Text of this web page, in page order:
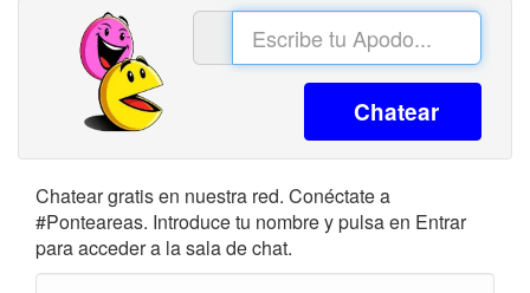
Chatear
Chatear gratis en nuestra red. Conéctate a
#Ponteareas. Introduce tu nombre y pulsa en Entrar
para acceder a la sala de chat.